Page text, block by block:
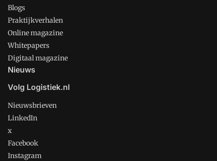
Blogs
Praktijkverhalen
Online magazine
Whitepapers
Digitaal magazine
Nieuws
Volg Logistiek.nl
Nieuwsbrieven
LinkedIn
x
Facebook
Instagram